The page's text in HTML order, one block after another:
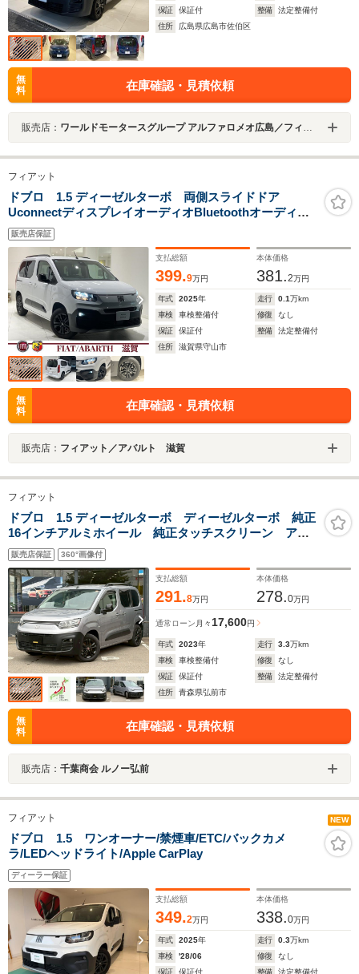
保証
保証付 整備
法定整備付
住所
広島県広島市佐伯区
無
料
在庫確認・見積依頼
販売店： ワールドモータースグループ アルファロメオ広島／フィアット・アバルト広島／ジープ広島西
フィアット
ドブロ 1.5 ディーゼルターボ 両側スライドドア
UconnectディスプレイオーディオBluetoothオーディオ
ADAS運転支援システムアダプティブクルーズコントロー
ルレーンキープ衝突軽減ブレーキエコレザーシートハン
ドルヒーター
販売店保証
支払総額
399.9万円
本体価格
381.2万円
年式 2025年 走行 0.1万km
車検
車検整備付 修復
なし
保証
保証付 整備
法定整備付
住所
滋賀県守山市
無
料
在庫確認・見積依頼
販売店： フィアット／アバルト 滋賀
フィアット
ドブロ 1.5 ディーゼルターボ ディーゼルターボ 純正
16インチアルミホイール 純正タッチスクリーン アダ
プティブクルーズコントロール 純正ETC LEDヘッド
ライト DIXCEL低ダストブレーキパッド 前後ドライブ
レコーダー レーダー探知機
販売店保証 360°画像付
支払総額
291.8万円
本体価格
278.0万円
通常ローン 月々 17,600円
年式 2023年 走行 3.3万km
車検
車検整備付 修復
なし
保証
保証付 整備
法定整備付
住所
青森県弘前市
無
料
在庫確認・見積依頼
販売店： 千葉商会 ルノー弘前
フィアット NEW
ドブロ 1.5 ワンオーナー/禁煙車/ETC/バックカメ
ラ/LEDヘッドライト/Apple CarPlay
ディーラー保証
支払総額
349.2万円
本体価格
338.0万円
年式 2025年 走行 0.3万km
車検
'28/06 修復
なし
保証
保証付 整備 法定整備付